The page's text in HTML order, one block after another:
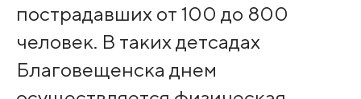
пострадавших от 100 до 800
человек. В таких детсадах
Благовещенска днем